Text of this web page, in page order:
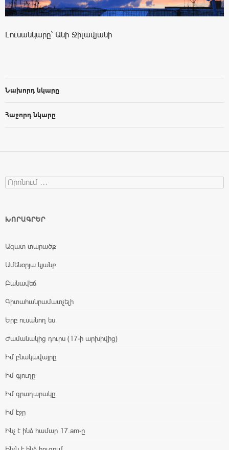
Լուսանկարը` Անի Ջիլավյանի
Նախորդ նկարը
Հաջորդ նկարը
Search for:
ԽՈՐԱԳՐԵՐ
Ազատ տարածք
Ամենօրյա կյանք
Բանավեճ
Գիտահանրամատչելի
Երբ ուսանող ես
Ժամանակից դուրս (17-ի արխիվից)
Իմ բնակավայրը
Իմ գյուղը
Իմ գրադարակը
Իմ էջը
Ինչ է ինձ համար 17.am-ը